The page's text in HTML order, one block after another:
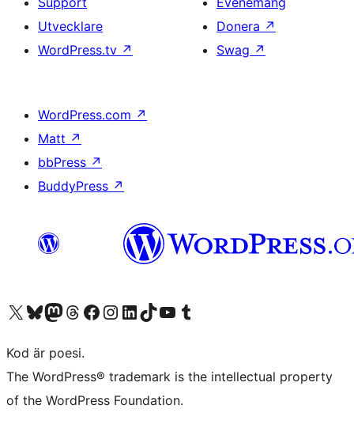
Utvecklare
WordPress.tv ↗
Donera ↗
Swag ↗
WordPress.com ↗
Matt ↗
bbPress ↗
BuddyPress ↗
Besök vår X-konto (f.d. Twitter)
Besök vårt Bluesky-konto
Besök vårt Mastodon-konto
Besök vårt Thread-konto
Besök vår Facebook-sidaBesök vårt Instagram-konto
Besök vårt LinkedIn-konto
Besök vårt TikTok-konto
Besök vår YouTube-kanalBesök vårt Tumblr-konto
Kod är poesi.
The WordPress® trademark is the intellectual property
of the WordPress Foundation.